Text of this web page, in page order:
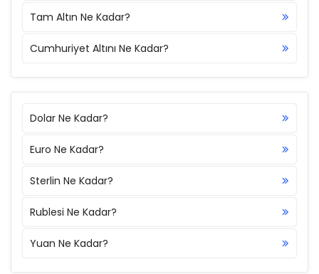
Tam Altın Ne Kadar?
Cumhuriyet Altını Ne Kadar?
Dolar Ne Kadar?
Euro Ne Kadar?
Sterlin Ne Kadar?
Rublesi Ne Kadar?
Yuan Ne Kadar?